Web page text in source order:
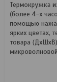
Термокружка
(более 4-х
помощью
ярких цветах,
товара